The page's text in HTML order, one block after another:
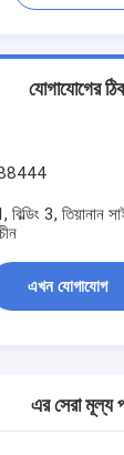
যোগাযোগের
3, তিয়ানান
এখন যোগাযোগ
এর সেরা মূল্য